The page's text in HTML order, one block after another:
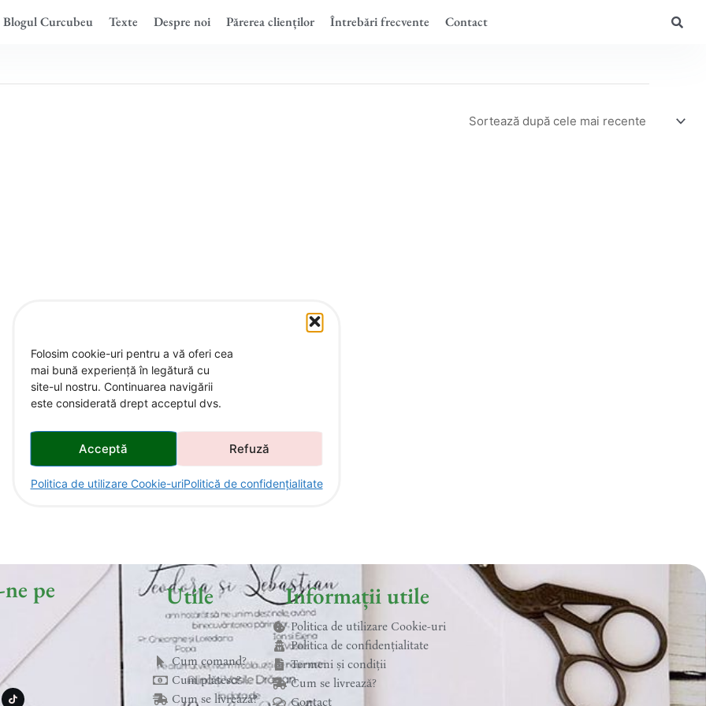
Folosim cookie-uri pentru a vă oferi cea
mai bună experiență în legătură cu
site-ul nostru. Continuarea navigării
este considerată drept acceptul dvs.
Acceptă Refuză
Politica de utilizare Cookie-uriPolitică de confidențialitate
Blogul Curcubeu Texte Despre noi Părerea clienților Întrebări frecvente Contact
pe
T
i
k
Utile
Cum comand?
Cum plătesc?
Cum se livrează?
Informații utile
Politica de utilizare Cookie-uri
Politica de confidențialitate
Termeni și condiții
Cum se livrează?
Contact